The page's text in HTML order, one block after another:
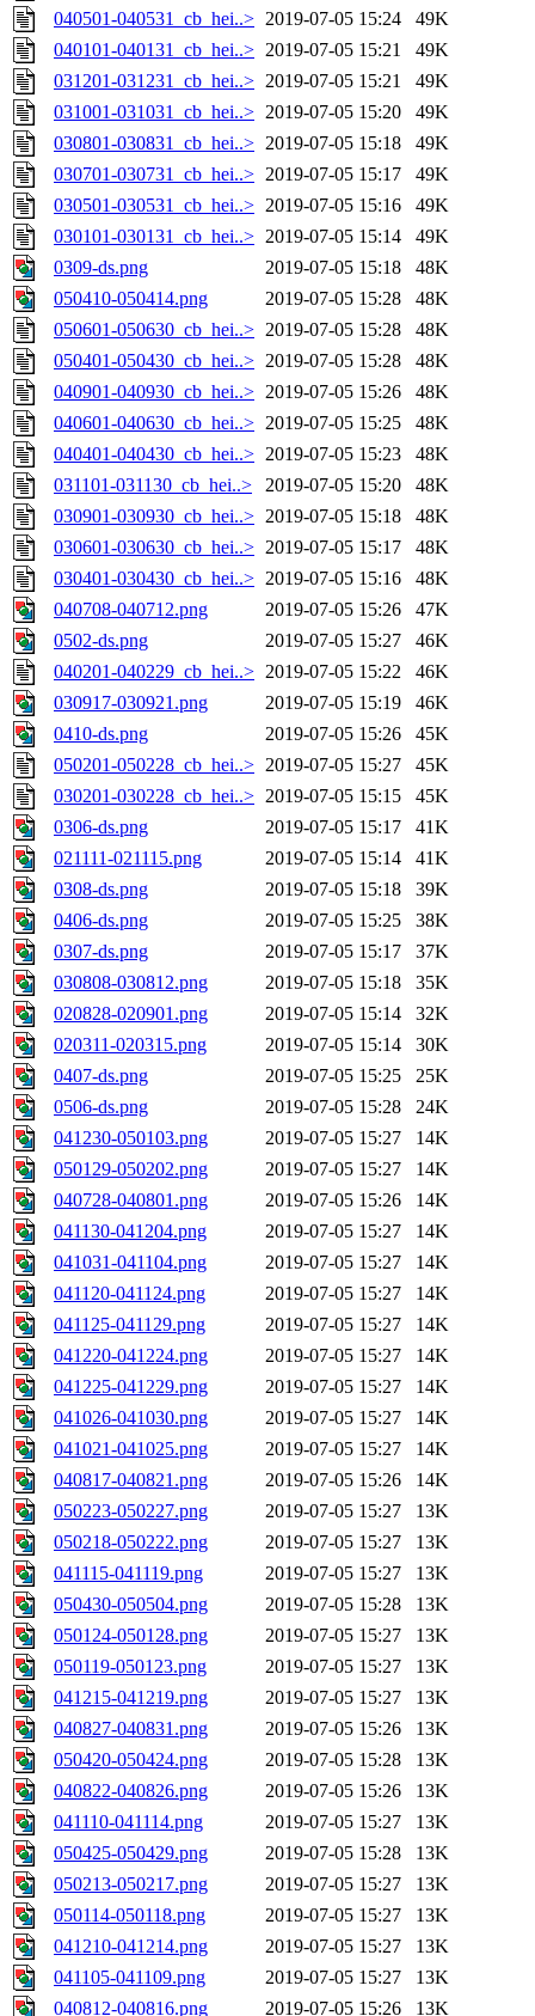
040501-040531_cb_hei..> 2019-07-05 15:24
49K
040101-040131_cb_hei..> 2019-07-05 15:21
49K
031201-031231_cb_hei..> 2019-07-05 15:21
49K
031001-031031_cb_hei..> 2019-07-05 15:20
49K
030801-030831_cb_hei..> 2019-07-05 15:18
49K
030701-030731_cb_hei..> 2019-07-05 15:17
49K
030501-030531_cb_hei..> 2019-07-05 15:16
49K
030101-030131_cb_hei..> 2019-07-05 15:14
49K
0309-ds.png
2019-07-05 15:18
48K
050410-050414.png
2019-07-05 15:28
48K
050601-050630_cb_hei..> 2019-07-05 15:28
48K
050401-050430_cb_hei..> 2019-07-05 15:28
48K
040901-040930_cb_hei..> 2019-07-05 15:26
48K
040601-040630_cb_hei..> 2019-07-05 15:25
48K
040401-040430_cb_hei..> 2019-07-05 15:23
48K
031101-031130_cb_hei..>
2019-07-05 15:20
48K
030901-030930_cb_hei..> 2019-07-05 15:18
48K
030601-030630_cb_hei..> 2019-07-05 15:17
48K
030401-030430_cb_hei..> 2019-07-05 15:16
48K
040708-040712.png
2019-07-05 15:26
47K
0502-ds.png
2019-07-05 15:27
46K
040201-040229_cb_hei..> 2019-07-05 15:22
46K
030917-030921.png
2019-07-05 15:19
46K
0410-ds.png
2019-07-05 15:26
45K
050201-050228_cb_hei..> 2019-07-05 15:27
45K
030201-030228_cb_hei..> 2019-07-05 15:15
45K
0306-ds.png
2019-07-05 15:17
41K
021111-021115.png
2019-07-05 15:14
41K
0308-ds.png
2019-07-05 15:18
39K
0406-ds.png
2019-07-05 15:25
38K
0307-ds.png
2019-07-05 15:17
37K
030808-030812.png
2019-07-05 15:18
35K
020828-020901.png
2019-07-05 15:14
32K
020311-020315.png
2019-07-05 15:14
30K
0407-ds.png
2019-07-05 15:25
25K
0506-ds.png
2019-07-05 15:28
24K
041230-050103.png
2019-07-05 15:27
14K
050129-050202.png
2019-07-05 15:27
14K
040728-040801.png
2019-07-05 15:26
14K
041130-041204.png
2019-07-05 15:27
14K
041031-041104.png
2019-07-05 15:27
14K
041120-041124.png
2019-07-05 15:27
14K
041125-041129.png
2019-07-05 15:27
14K
041220-041224.png
2019-07-05 15:27
14K
041225-041229.png
2019-07-05 15:27
14K
041026-041030.png
2019-07-05 15:27
14K
041021-041025.png
2019-07-05 15:27
14K
040817-040821.png
2019-07-05 15:26
14K
050223-050227.png
2019-07-05 15:27
13K
050218-050222.png
2019-07-05 15:27
13K
041115-041119.png
2019-07-05 15:27
13K
050430-050504.png
2019-07-05 15:28
13K
050124-050128.png
2019-07-05 15:27
13K
050119-050123.png
2019-07-05 15:27
13K
041215-041219.png
2019-07-05 15:27
13K
040827-040831.png
2019-07-05 15:26
13K
050420-050424.png
2019-07-05 15:28
13K
040822-040826.png
2019-07-05 15:26
13K
041110-041114.png
2019-07-05 15:27
13K
050425-050429.png
2019-07-05 15:28
13K
050213-050217.png
2019-07-05 15:27
13K
050114-050118.png
2019-07-05 15:27
13K
041210-041214.png
2019-07-05 15:27
13K
041105-041109.png
2019-07-05 15:27
13K
040812-040816.png
2019-07-05 15:26 13K